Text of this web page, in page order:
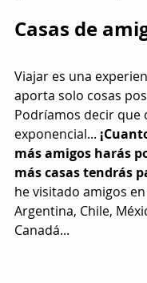
Casas de
Viajar es una
aporta solo cosas
Podríamos decir que
exponencial...
más amigos harás
más casas tendrás
he visitado amigos en
Argentina, Chile,
Canadá...